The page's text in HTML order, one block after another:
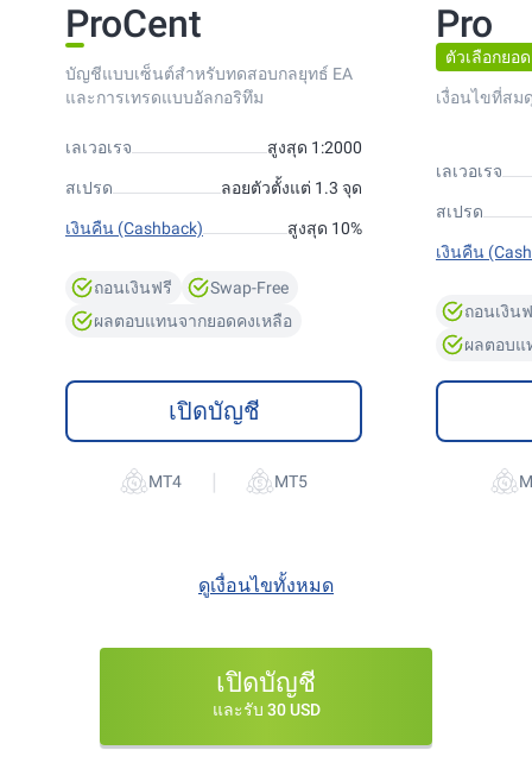
ProCent
บัญชีแบบเซ็นต์สำหรับทดสอบกลยุทธ์ EA
และการเทรดแบบอัลกอริทึม
เลเวอเรจ สูงสุด 1:2000
สเปรด ลอยตัวตั้งแต่ 1.3 จุด
เงินคืน (Cashback) สูงสุด 10%
ถอนเงินฟรี
Swap-Free
ผลตอบแทนจากยอดคงเหลือ
เปิดบัญชี
|
Pro
ตัวเลือกยอ
เงื่อนไขที่สม
เลเวอเรจ
สเปรด
เงินคืน
ถอนเงิน
ผลตอบแ
ดูเงื่อนไขทั้งหมด
เปิดบัญชี
และรับ 30 USD